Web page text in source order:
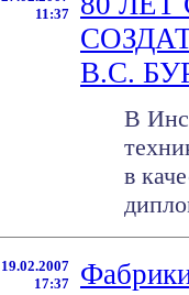
11:37
В.С.
В
в
19.02.2007
17:37